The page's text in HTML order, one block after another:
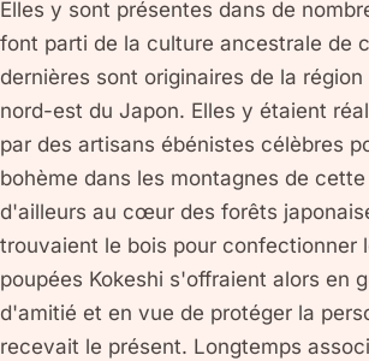
Elles y sont présentes dans de
font parti de la culture ancestrale de
dernières sont originaires de la région
nord-est du Japon. Elles y étaient
par des artisans ébénistes célèbres
bohème dans les montagnes de
d'ailleurs au cœur des forêts
trouvaient le bois pour confectionner
poupées Kokeshi s'offraient alors en
d'amitié et en vue de protéger la
recevait le présent. Longtemps